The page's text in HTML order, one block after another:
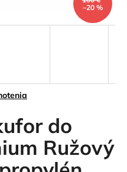
do
Ružový
–20 %